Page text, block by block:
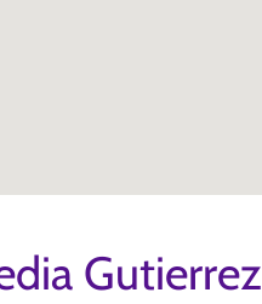
Gutierrez